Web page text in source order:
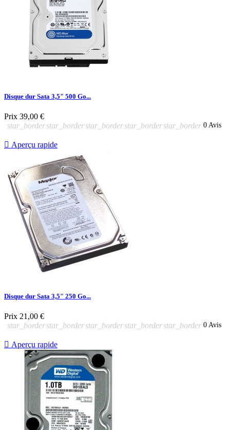
Disque dur Sata 3,5" 500 Go...
Prix 39,00 €
star_borderstar_borderstar_borderstar_borderstar_border 0 Avis
 Aperçu rapide
Disque dur Sata 3,5" 250 Go...
Prix 21,00 €
star_borderstar_borderstar_borderstar_borderstar_border 0 Avis
 Aperçu rapide